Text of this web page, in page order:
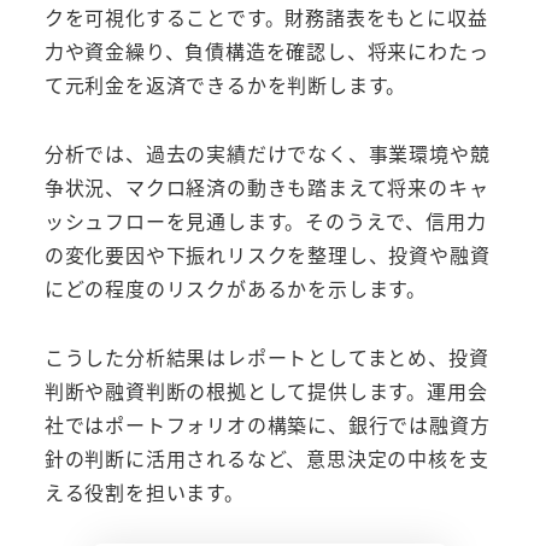
クを可視化することです。財務諸表をもとに収益
力や資金繰り、負債構造を確認し、将来にわたっ
て元利金を返済できるかを判断します。
分析では、過去の実績だけでなく、事業環境や競
争状況、マクロ経済の動きも踏まえて将来のキャ
ッシュフローを見通します。そのうえで、信用力
の変化要因や下振れリスクを整理し、投資や融資
にどの程度のリスクがあるかを示します。
こうした分析結果はレポートとしてまとめ、投資
判断や融資判断の根拠として提供します。運用会
社ではポートフォリオの構築に、銀行では融資方
針の判断に活用されるなど、意思決定の中核を支
える役割を担います。